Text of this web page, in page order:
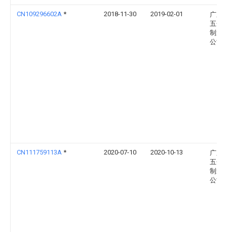
CN109296602A * 2018-11-30 2019-02-01
广东
五金
制造
公司
CN111759113A * 2020-07-10 2020-10-13
广东
五金
制造
公司